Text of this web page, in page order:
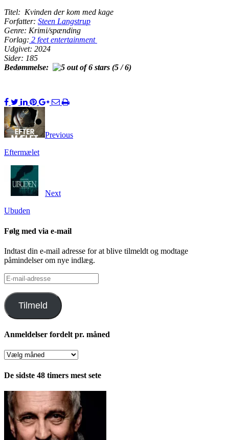
Titel: Kvinden der kom med kage
Forfatter: Steen Langstrup
Genre: Krimi/spænding
Forlag: 2 feet entertainment
Udgivet: 2024
Sider: 185
Bedømmelse:
(5 / 6)
Previous
Eftermælet
Next
Ubuden
Følg med via e-mail
Indtast din e-mail adresse for at blive tilmeldt og modtage
påmindelser om nye indlæg.
E-
mail-
adresse
Tilmeld
Anmeldelser fordelt pr. måned
Anmeldelser
pr.
De sidste 48 timers mest sete